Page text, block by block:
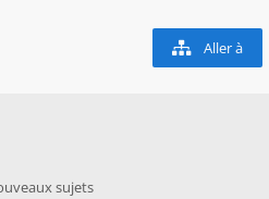
Aller à
sujets